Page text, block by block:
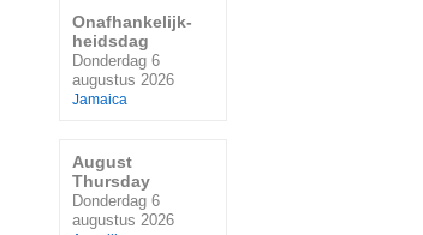
Onafhankelijk-
heidsdag
Donderdag 6
augustus 2026
Jamaica
August
Thursday
Donderdag 6
augustus 2026